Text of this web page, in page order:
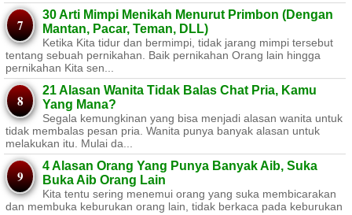
30 Arti Mimpi Menikah Menurut Primbon (Dengan
Mantan, Pacar, Teman, DLL)
Ketika Kita tidur dan bermimpi, tidak jarang mimpi tersebut
tentang sebuah pernikahan. Baik pernikahan Orang lain hingga
pernikahan Kita sen...
21 Alasan Wanita Tidak Balas Chat Pria, Kamu
Yang Mana?
Segala kemungkinan yang bisa menjadi alasan wanita untuk
tidak membalas pesan pria. Wanita punya banyak alasan untuk
melakukan itu. Mulai da...
4 Alasan Orang Yang Punya Banyak Aib, Suka
Buka Aib Orang Lain
Kita tentu sering menemui orang yang suka membicarakan
dan membuka keburukan orang lain, tidak berkaca pada keburukan